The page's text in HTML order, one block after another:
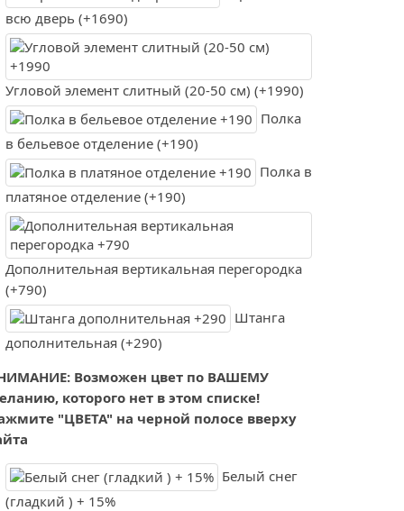
всю дверь (+1690)
Угловой элемент слитный (20-50 см) (+1990)
Полка
в бельевое отделение (+190)
Полка в
платяное отделение (+190)
Дополнительная вертикальная перегородка
(+790)
Штанга
дополнительная (+290)
Возможен цвет по ВАШЕМУ
которого нет в этом списке!
"ЦВЕТА" на черной полосе вверху
Белый снег
(гладкий ) + 15%